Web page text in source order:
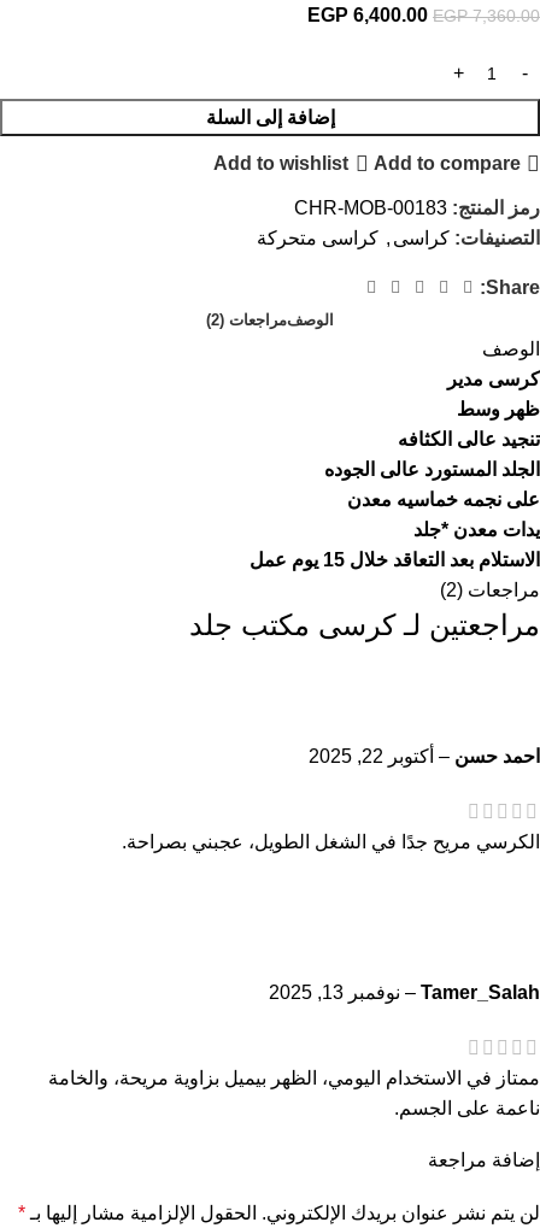
EGP7,360.00
EGP 6,400.00
إضافة إلى السلة
Add to compare
Add to wishlist
رمز المنتج: CHR-MOB-00183
التصنيفات: كراسى , كراسى متحركة
Share:
الوصفمراجعات (2)
الوصف
كرسى مدير
ظهر وسط
تنجيد عالى الكثافه
الجلد المستورد عالى الجوده
على نجمه خماسيه معدن
يدات معدن *جلد
الاستلام بعد التعاقد خلال 15 يوم عمل
مراجعات (2)
مراجعتين لـكرسى مكتب جلد
احمد حسن – أكتوبر 22, 2025
الكرسي مريح جدًا في الشغل الطويل، عجبني بصراحة.
Tamer_Salah
– نوفمبر 13, 2025
ممتاز في الاستخدام اليومي، الظهر بيميل بزاوية مريحة، والخامة
ناعمة على الجسم.
إضافة مراجعة
لن يتم نشر عنوان بريدك الإلكتروني. الحقول الإلزامية مشار إليها بـ *